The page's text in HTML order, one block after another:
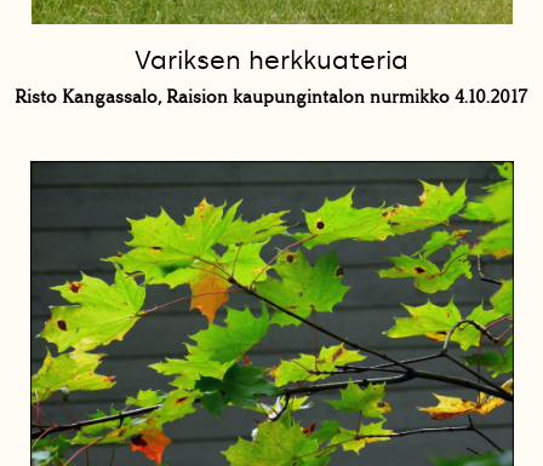
Variksen herkkuateria
Risto Kangassalo, Raision kaupungintalon nurmikko 4.10.2017